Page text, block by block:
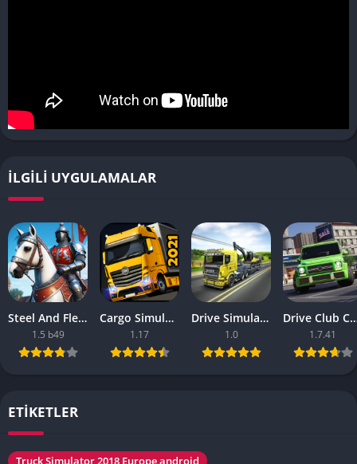
İLGILI UYGULAMALAR
Steel And Flesh 2 Are Mobile Games Good
1.5 b49
Cargo Simulator 2021 The Best Mobile Games
1.17
Drive Simulator 2020 Why Are Mobile Games So Bad
1.0
Drive Club Car Parking Games
1.7.41
ETİKETLER
Truck Simulator 2018 Europe android